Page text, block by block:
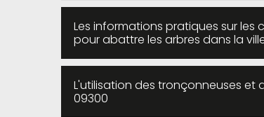
Les informations pratiques sur
pour abattre les arbres dans la
L'utilisation des tronçonneuses
09300